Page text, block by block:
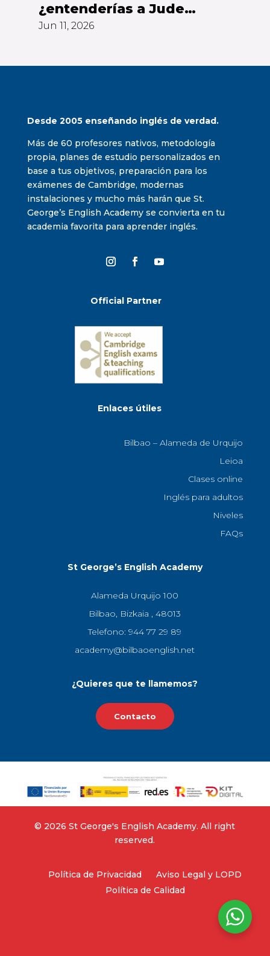
¿entenderías a Jude
Bellingham sin subtítulos?
Jun 11, 2026
Desde 2005 enseñando inglés de verdad.
Más de 60 profesores nativos, metodología
propia, planes de estudio personalizados en
base a tus objetivos, preparación para los
exámenes de Cambridge, modernas
instalaciones y mucho más harán que St.
George’s English Academy se convierta en tu
academia favorita para aprender inglés.
Official Partner
Enlaces útiles
Bilbao – Alameda de Urquijo
Leioa
Clases online
Inglés para adultos
Niveles
FAQs
St George’s English Academy
Alameda Urquijo 100
Bilbao, Bizkaia , 48013
Telefono: 944 77 29 89
academy@bilbaoenglish.net
¿Quieres que te llamemos?
Contacto
©‎ 2026 St George's English Academy. All right
reserved.
Política de Privacidad
Aviso Legal y LOPD
Política de Calidad